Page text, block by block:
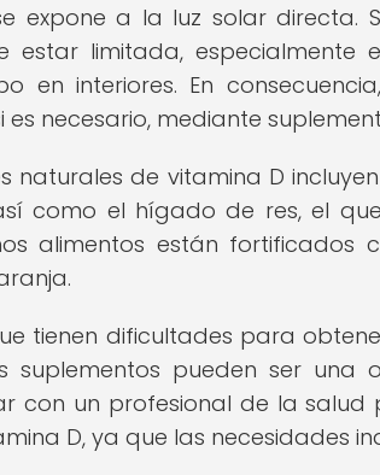
expone a la luz solar directa.
estar limitada, especialmente
en interiores. En
necesario, mediante
naturales de vitamina D
como el hígado de res, el
alimentos están fortificados
tienen dificultades para
pueden ser una
con un profesional de la
D, ya que las necesidades